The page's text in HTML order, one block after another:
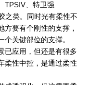
TPSIV、特卫强
之类。同时光有柔性不
方要有个刚性的支撑，
关键部位的支撑。
已应用，但还是有很多
柔性中控，是通过柔性